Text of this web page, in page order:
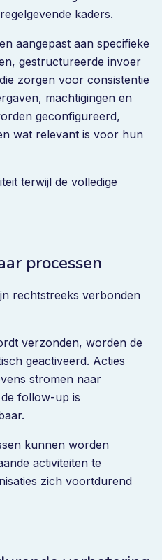
kaders.
aangepast aan specifieke
gestructureerde invoer
zorgen voor consistentie
machtigingen en
geconfigureerd,
wat relevant is voor hun
terwijl de volledige
processen
rechtstreeks verbonden
verzonden, worden de
geactiveerd. Acties
stromen naar
follow-up is
kunnen worden
activiteiten te
zich voortdurend